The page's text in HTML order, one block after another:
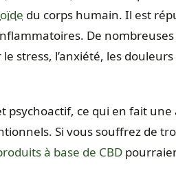
du corps humain. Il est
De
stress, l’anxiété, les
psychoactif, ce qui en fait
Si vous souffrez de
à base de CBD